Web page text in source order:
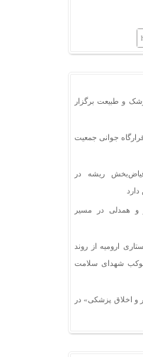
و طبیعت برگزار
جوانی جمعیت
فیاض‌بخش ریشه در
و همدلی در مسیر
ارومیه از روند
موکب شهدای سلامت
و اخلاق پزشکی» در